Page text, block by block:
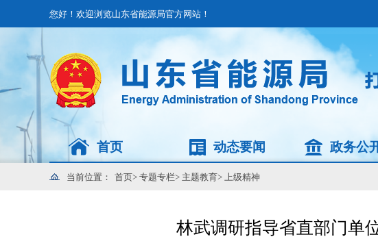
您好！欢迎浏览山东省能源局官方网站！
首页 动态要闻 政务公
当前位置： 首页> 专题专栏> 主题教育> 上级精神
林武调研指导省直部门单